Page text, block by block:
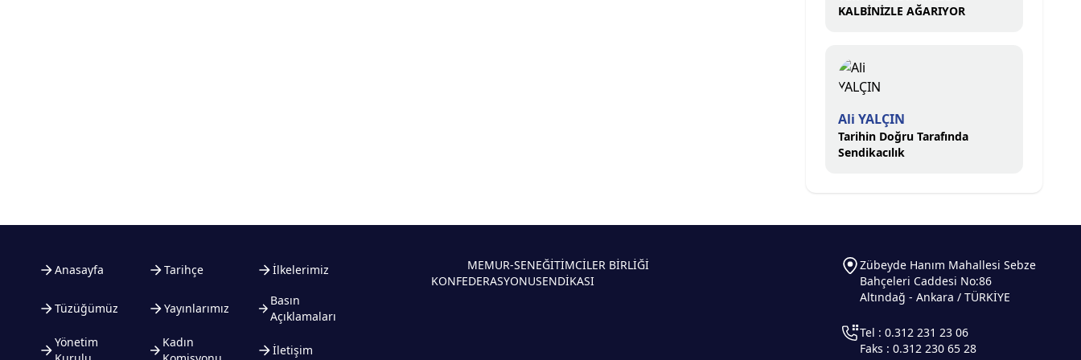
KALBİNİZLE AĞARIYOR
Ali YALÇIN
Tarihin Doğru Tarafında
Sendikacılık
Anasayfa Tarihçe İlkelerimiz
Tüzüğümüz Yayınlarımız
Basın
Açıklamaları
Yönetim
Kadın
İletişim
MEMUR-SEN
KONFEDERASYONU
EĞİTİMCİLER BİRLİĞİ
SENDİKASI
Zübeyde Hanım Mahallesi Sebze
Bahçeleri Caddesi No:86
Altındağ - Ankara / TÜRKİYE
Tel : 0.312 231 23 06
Faks : 0.312 230 65 28